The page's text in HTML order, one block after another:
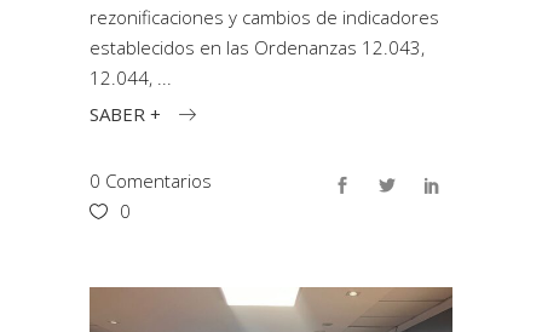
rezonificaciones y cambios de indicadores
establecidos en las Ordenanzas 12.043,
12.044,
SABER +
0 Comentarios
0